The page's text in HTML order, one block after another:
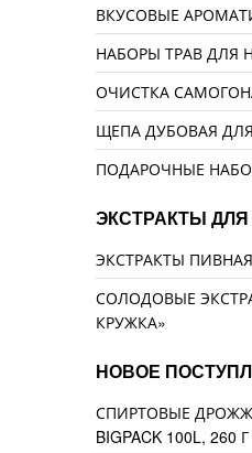
ВКУСОВЫЕ
НАБОРЫ ТРАВ ДЛЯ
ОЧИСТКА
ЩЕПА ДУБОВАЯ
ПОДАРОЧНЫЕ
ЭКСТРАКТЫ
ЭКСТРАКТЫ
СОЛОДОВЫЕ
КРУЖКА»
НОВОЕ
СПИРТОВЫЕ
BIGPACK 100L, 260 Г